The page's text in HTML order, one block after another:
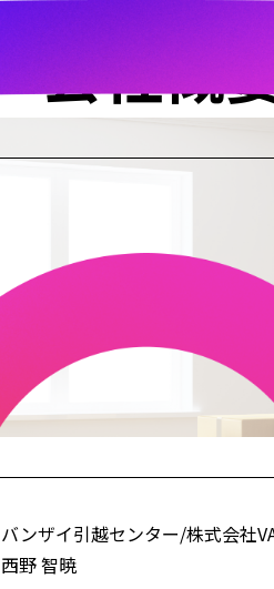
会社概
バンザイ引越センター/株式会社
西野 智暁